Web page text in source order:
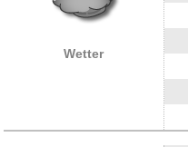
Wetter